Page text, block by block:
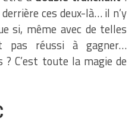
ces deux-là… il n’y
si, même avec de telles
pas réussi à gagner…
C’est toute la magie de